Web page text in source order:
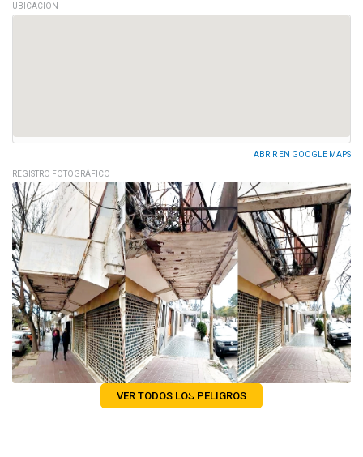
UBICACION
ABRIR EN GOOGLE MAPS
REGISTRO FOTOGRÁFICO
VER TODOS LOS PELIGROS